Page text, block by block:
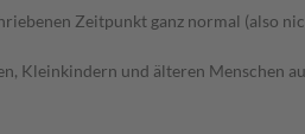
Zeitpunkt ganz normal (also
Kleinkindern und älteren Menschen